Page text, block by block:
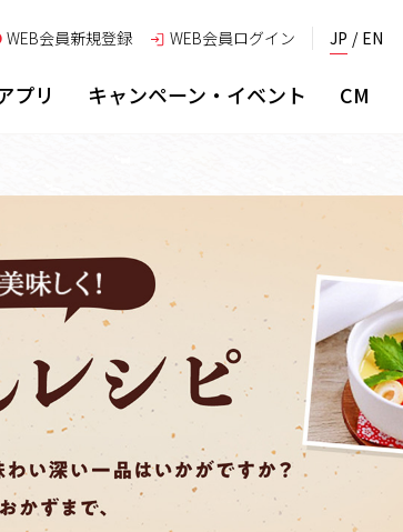
WEB会員新規登録 WEB会員ログイン JP EN
プリ キャンペーン・イベント CM